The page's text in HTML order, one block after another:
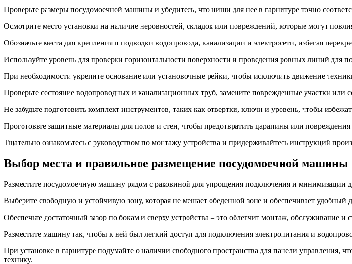
Проверьте размеры посудомоечной машины и убедитесь, что ниши для нее в гарнитуре точно
Осмотрите место установки на наличие неровностей, складок или повреждений, которые могут
Обозначьте места для крепления и подводки водопровода, канализации и электросети, избегая
Используйте уровень для проверки горизонтальности поверхности и проведения ровных линий для
При необходимости укрепите основание или установочные рейки, чтобы исключить движение
Проверьте состояние водопроводных и канализационных труб, замените поврежденные участки или
Не забудьте подготовить комплект инструментов, таких как отвертки, ключи и уровень, чтобы
Проготовьте защитные материалы для полов и стен, чтобы предотвратить царапины или
Тщательно ознакомьтесь с руководством по монтажу устройства и придерживайтесь инструкций
Выбор места и правильное размещение посудомоечной машины
Разместите посудомоечную машину рядом с раковиной для упрощения подключения и
Выберите свободную и устойчивую зону, которая не мешает обеденной зоне и обеспечивает удобный
Обеспечьте достаточный зазор по бокам и сверху устройства – это облегчит монтаж, обслуживание и
Разместите машину так, чтобы к ней был легкий доступ для подключения электропитания и
При установке в гарнитуре подумайте о наличии свободного пространства для панели управления,
технику.